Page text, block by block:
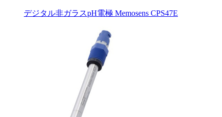
デジタル非ガラスpH電極 Memosens CPS47E